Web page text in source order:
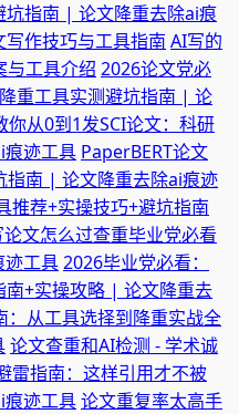
坑指南 | 论文降重去除ai痕
作技巧与工具指南 AI写的
与工具介绍 2026论文党必
重工具实测避坑指南 | 论
你从0到1发SCI论文：科研
迹工具 PaperBERT论文
指南 | 论文降重去除ai痕迹
推荐+实操技巧+避坑指南
文怎么过查重毕业党必看
工具2026毕业党必看：
南+实操攻略 | 论文降重去
：从工具选择到降重实战全
论文查重和AI检测 - 学术诚
雷指南：这样引用才不被
迹工具论文重复率太高手